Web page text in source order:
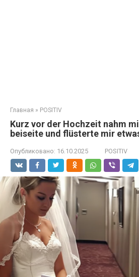
Главная » POSITIV
Kurz vor der Hochzeit nahm
beiseite und flüsterte mir
Опубликовано: 16.10.2025 POSITIV